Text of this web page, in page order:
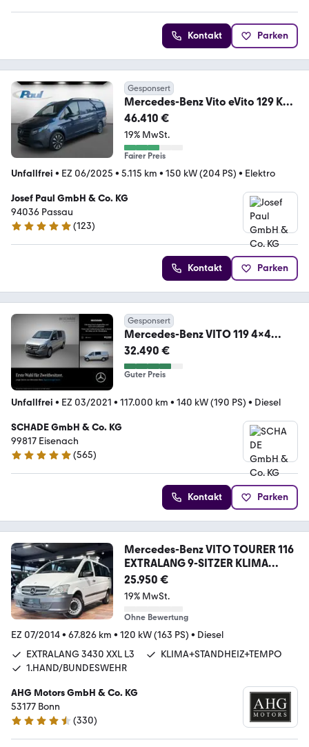
Kontakt Parken
Gesponsert
Mercedes-Benz Vito eVito 129 KA
Navi+Distr+360°Kam+Klima+LED
46.410 €
19% MwSt.
Fairer Preis
Unfallfrei • EZ 06/2025 • 5.115 km • 150 kW (204 PS) • Elektro
Josef Paul GmbH & Co. KG
94036 Passau
4.9 Sterne
(123)
Kontakt Parken
Gesponsert
Mercedes-Benz VITO 119 4x4
MIXTO LANG LED KAM STANDH
TOTW SPUR
32.490 €
Guter Preis
Unfallfrei • EZ 03/2021 • 117.000 km • 140 kW (190 PS) • Diesel
SCHADE GmbH & Co. KG
99817 Eisenach
4.8 Sterne
(565)
Kontakt Parken
Mercedes-Benz VITO TOURER 116
EXTRALANG 9-SITZER KLIMA
STANDHZ
25.950 €
19% MwSt.
Ohne Bewertung
EZ 07/2014• 67.826 km • 120 kW (163 PS) • Diesel
EXTRALANG 3430 XXL L3
KLIMA+STANDHEIZ+TEMPO
1.HAND/BUNDESWEHR
AHG Motors GmbH & Co. KG
53177 Bonn
4.7 Sterne
(330)